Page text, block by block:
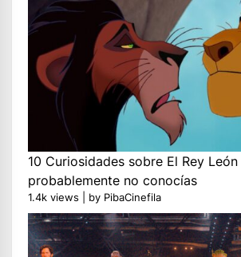
10 Curiosidades sobre El Rey
probablemente no conocías
1.4k views by PibaCinefila